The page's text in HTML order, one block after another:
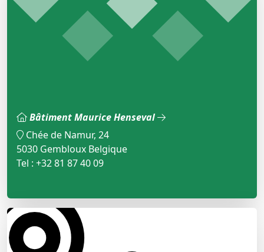
Bâtiment Maurice Henseval
Chée de Namur, 24
5030 Gembloux Belgique
Tel : +32 81 87 40 09